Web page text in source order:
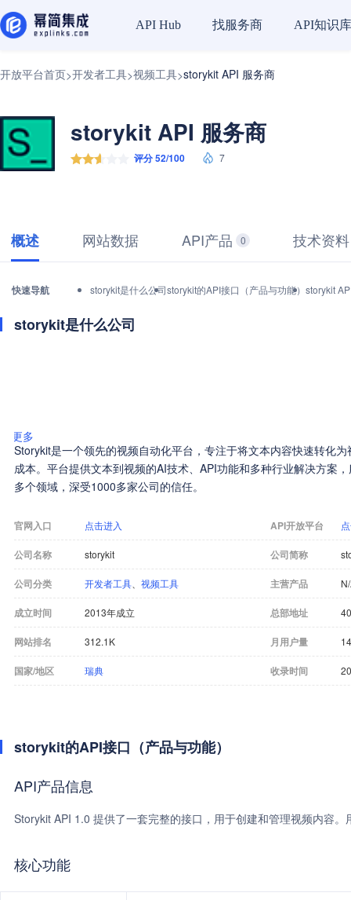
API Hub 找服务商 API知识库
开放平台首页>开发者工具>视频工具>storykit API 服务商
storykit API 服务商
评分 52/100 7
概述 网站数据 API产品 0 技术资料
快速导航 storykit是什么公司storykit的API接口（产品与功能） storykit
storykit是什么公司
更多
Storykit是一个领先的视频自动化平台，专注于将文本内容快速转化
成本。平台提供文本到视频的AI技术、API功能和多种行业解决方案
多个领域，深受1000多家公司的信任。
官网入口 点击进入 API开放平台
公司名称 storykit 公司简称
公司分类 开发者工具 视频工具 主营产品
成立时间 2013年成立 总部地址
网站排名 312.1K 月用户量
国家/地区 瑞典 收录时间
storykit的API接口（产品与功能）
API产品信息
Storykit API 1.0 提供了一套完整的接口，用于创建和管理视频内容
核心功能